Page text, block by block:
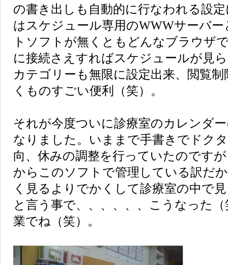
の書き出しも自動的に行なわれる設
はスケジュール専用のWWWサーバ
トソフトが無くともどんなブラウザ
に接続さえすればスケジュールが見
カテゴリーも無限に設定出来、閲覧
くものすごい便利（笑）。
それが今度ついに診療室のカレンダ
なりました。いままで手書きでドク
向、休みの調整を行っていたのです
からこのソフトで管理している訳だ
く見るよりでかくして診療室の中で
と言う事で、、、、、、こうなった
業でね（笑）。